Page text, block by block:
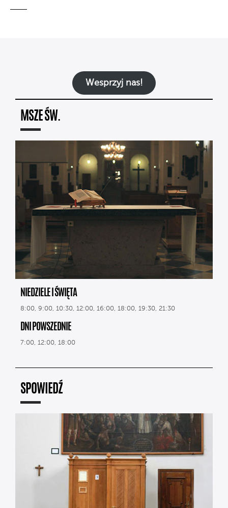
Wesprzyj nas!
MSZE ŚW.
NIEDZIELE I ŚWIĘTA
8:00, 9:00, 10:30, 12:00, 16:00, 18:00, 19:30, 21:30
DNI POWSZEDNIE
7:00, 12:00, 18:00
SPOWIEDŹ